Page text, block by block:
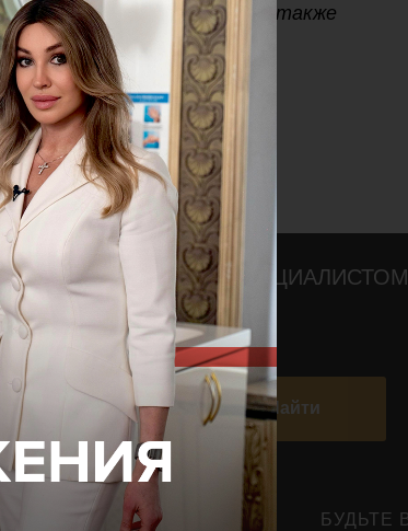
или отправив заявку, а также
СО СПЕЦИАЛИСТОМ
Найти
БУДЬТЕ